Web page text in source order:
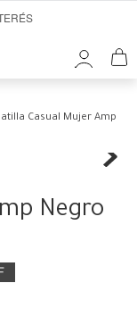
Casual Mujer Amp
Negro